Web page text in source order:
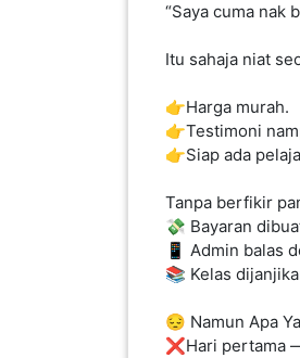
“Saya cuma nak
Itu sahaja niat
👉Harga murah.
👉Testimoni
👉Siap ada
Tanpa berfikir
💸 Bayaran
📱 Admin balas
📚 Kelas
😔 Namun Apa
❌Hari pertama